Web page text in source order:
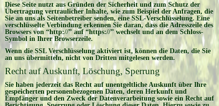
Diese Seite nutzt aus Gründen der Sicherheit und zum Schutz der
Übertragung vertraulicher Inhalte, wie zum Beispiel der Anfragen, die
Sie an uns als Seitenbetreiber senden, eine SSL-Verschlüsselung. Eine
verschlüsselte Verbindung erkennen Sie daran, dass die Adresszeile des
Browsers von “http://” auf “https://” wechselt und an dem Schloss-
Symbol in Ihrer Browserzeile.
Wenn die SSL Verschlüsselung aktiviert ist, können die Daten, die Sie
an uns übermitteln, nicht von Dritten mitgelesen werden.
Recht auf Auskunft, Löschung, Sperrung
Sie haben jederzeit das Recht auf unentgeltliche Auskunft über Ihre
gespeicherten personenbezogenen Daten, deren Herkunft und
Empfänger und den Zweck der Datenverarbeitung sowie ein Recht auf